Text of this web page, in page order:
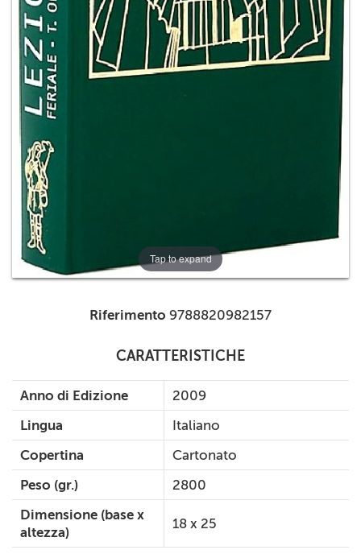
Tap to expand
Riferimento 9788820982157
CARATTERISTICHE
Anno di Edizione
2009
Lingua
Italiano
Copertina
Cartonato
Peso (gr.)
2800
Dimensione (base x
altezza)
18 x 25